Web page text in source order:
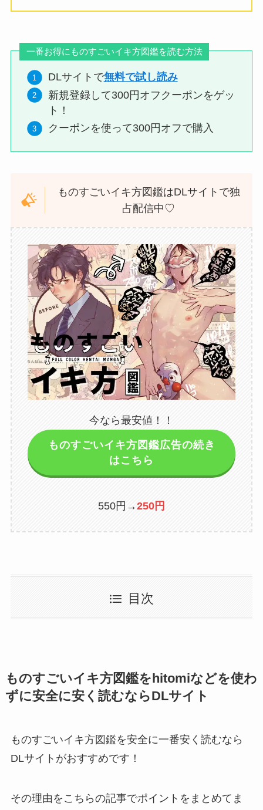
一番お得にものすごいイキ方図鑑を読む方法
DLサイトで無料で試し読み
新規登録して300円オフクーポンをゲッ
ト！
クーポンを使って300円オフで購入
ものすごいイキ方図鑑はDLサイトで独
占配信中♡
今なら最安値！！
ものすごいイキ方図鑑広告の続き
はこちら
550円→250円
目次
ものすごいイキ方図鑑をhitomiなどを使わ
ずに安全に安く読むならDLサイト
ものすごいイキ方図鑑を安全に一番安く読むなら
DLサイトがおすすめです！
その理由をこちらの記事でポイントをまとめてま